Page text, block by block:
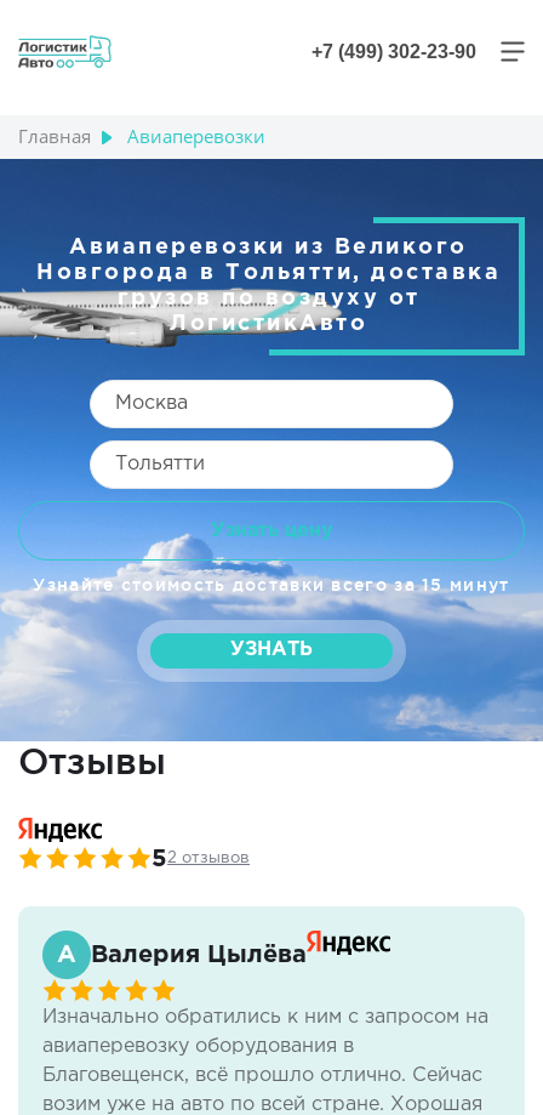
+7 (499) 302-23-90
Главная Авиаперевозки
Авиаперевозки из Великого
Новгорода в Тольятти, доставка
грузов по воздуху от
ЛогистикАвто
Узнать цену
Узнайте стоимость доставки всего за 15 минут
УЗНАТЬ
Отзывы
52 отзывов
Валерия Цылёва
Изначально обратились к ним с запросом на
авиаперевозку оборудования в
Благовещенск, всё прошло отлично. Сейчас
возим уже на авто по всей стране. Хорошая